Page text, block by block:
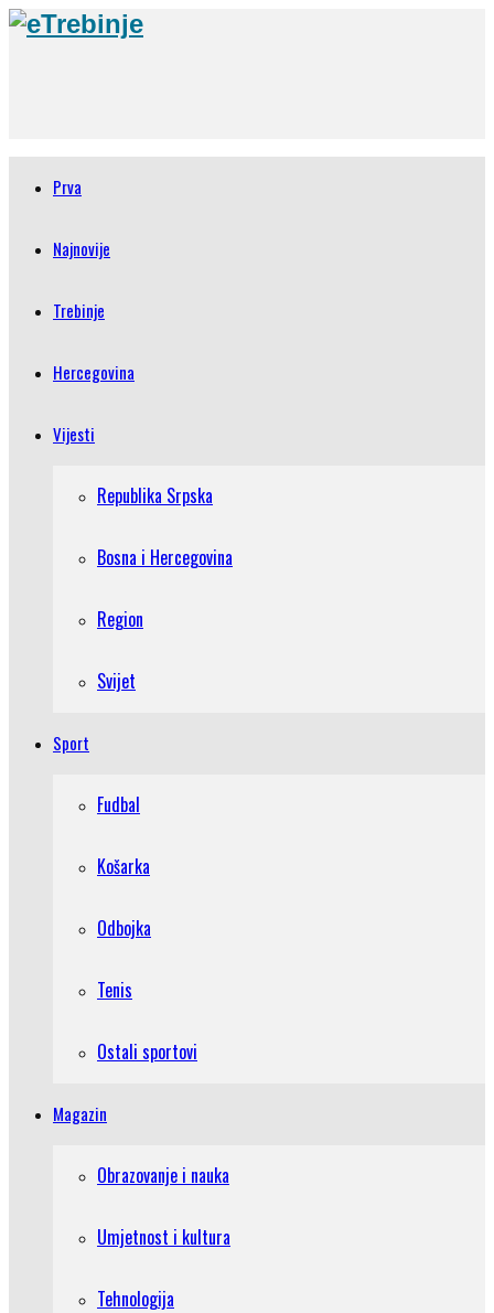
Prva
Najnovije
Trebinje
Hercegovina
Vijesti
Republika Srpska
Bosna i Hercegovina
Region
Svijet
Sport
Fudbal
Košarka
Odbojka
Tenis
Ostali sportovi
Magazin
Obrazovanje i nauka
Umjetnost i kultura
Tehnologija